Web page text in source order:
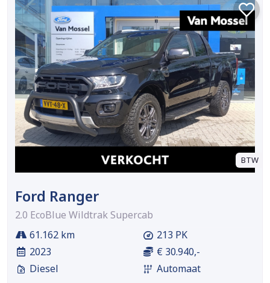
BTW
Ford Ranger
2.0 EcoBlue Wildtrak Supercab
61.162 km
2023
Diesel
213 PK
€ 30.940,-
Automaat